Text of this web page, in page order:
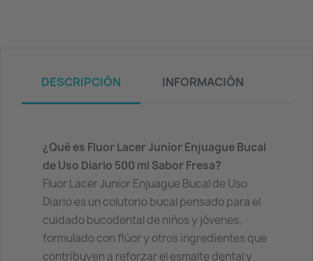
DESCRIPCIÓN INFORMACIÓN
¿Qué es Fluor Lacer Junior Enjuague Bucal
de Uso Diario 500 ml Sabor Fresa?
Fluor Lacer Junior Enjuague Bucal de Uso
Diario es un colutorio bucal pensado para el
cuidado bucodental de niños y jóvenes,
formulado con flúor y otros ingredientes que
contribuyen a reforzar el esmalte dental y